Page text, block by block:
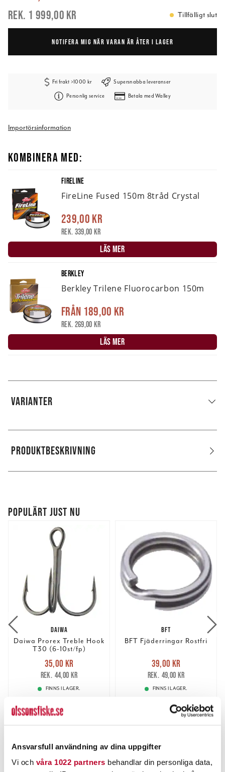
Ansvarsfull användning av dina uppgifter
Vi och våra 1022 partners behandlar din personliga data,
1 999,00 kr Tillfälligt slut
NOTIFERA MIG NÄR VARAN ÄR ÅTER I LAGER
Fri frakt >1000 kr Supersnabba leveranser
Personlig service Betala med Walley
Importörsinformation
KOMBINERA MED:
FIRELINE
FireLine Fused 150m 8tråd Crystal
239,00 kr
Rek. 339,00 kr
LÄS MER
BERKLEY
Berkley Trilene Fluorocarbon 150m
Från 189,00 kr
Rek. 269,00 kr
LÄS MER
VARIANTER
PRODUKTBESKRIVNING
POPULÄRT JUST NU
DAIWA
Daiwa Prorex Treble Hook
T30 (6-10st/fp)
Nuvarande pris
35,00 krTidigare pris
44,00 kr
35,00 kr
44,00 kr
FINNS I LAGER.
LÄS MER
BFT
BFT Fjäderringar Rostfri
Nuvarande pris
39,00 krTidigare pris
49,00 kr
39,00 kr
49,00 kr
FINNS I LAGER.
LÄS MER
ANDRA TITTADE OCKSÅ PÅ